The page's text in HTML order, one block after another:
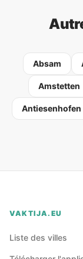
Absam
Amstetten
Antiesenhofen
VAKTIJA.EU
Liste des villes